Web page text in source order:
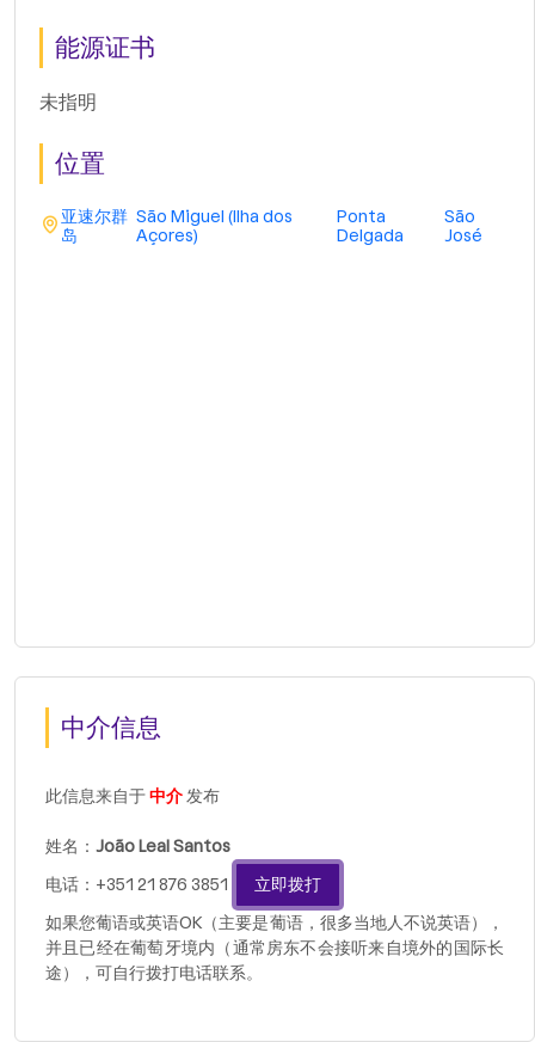
能源证书
未指明
位置
亚速尔群
岛
São Miguel (Ilha dos
Açores)
Ponta
Delgada
São
José
中介信息
此信息来自于中介发布
姓名： João Leal Santos
电话：+351 21 876 3851
立即拨打
如果您葡语或英语OK（主要是葡语，很多当地人不说英语），
并且已经在葡萄牙境内（通常房东不会接听来自境外的国际长
途），可自行拨打电话联系。